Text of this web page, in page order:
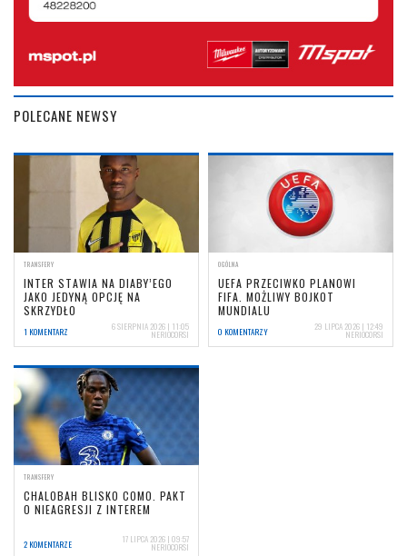
POLECANE NEWSY
TRANSFERY
INTER STAWIA NA DIABY’EGO
JAKO JEDYNĄ OPCJĘ NA
SKRZYDŁO
1 KOMENTARZ 6 SIERPNIA 2026 | 11:05
NERIOCORSI
OGÓLNA
UEFA PRZECIWKO PLANOWI
FIFA. MOŻLIWY BOJKOT
MUNDIALU
0 KOMENTARZY 29 LIPCA 2026 | 12:49
NERIOCORSI
TRANSFERY
CHALOBAH BLISKO COMO. PAKT
O NIEAGRESJI Z INTEREM
2 KOMENTARZE 17 LIPCA 2026 | 09:57
NERIOCORSI